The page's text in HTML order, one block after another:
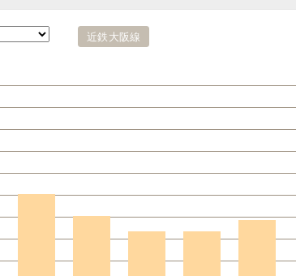
近鉄大阪線